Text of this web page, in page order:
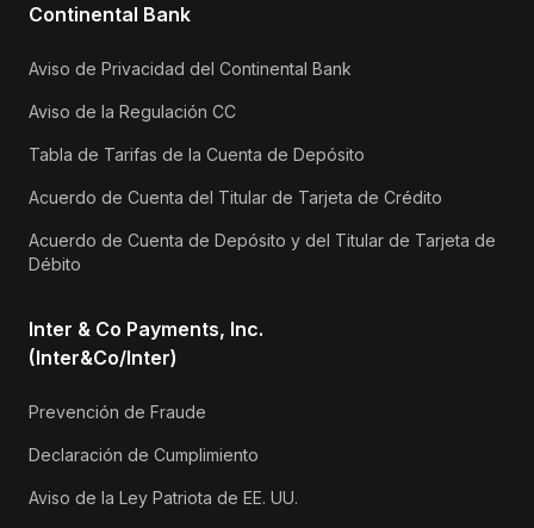
Continental Bank
Aviso de Privacidad del Continental Bank
Aviso de la Regulación CC
Tabla de Tarifas de la Cuenta de Depósito
Acuerdo de Cuenta del Titular de Tarjeta de Crédito
Acuerdo de Cuenta de Depósito y del Titular de Tarjeta de
Débito
Inter & Co Payments, Inc.
(Inter&Co/Inter)
Prevención de Fraude
Declaración de Cumplimiento
Aviso de la Ley Patriota de EE. UU.